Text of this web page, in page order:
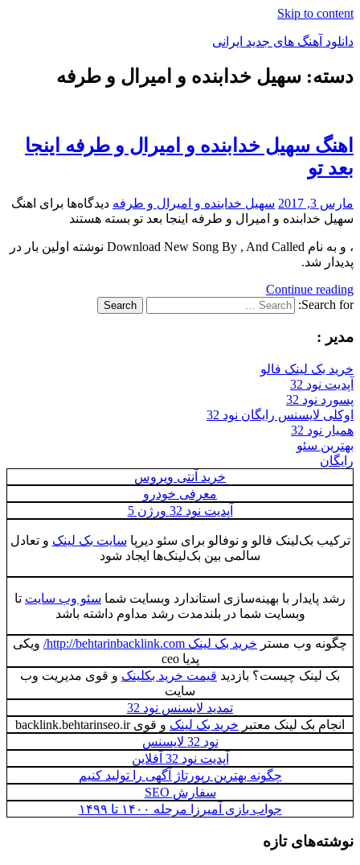
Skip to content
دانلود آهنگ های جدید ایرانی
دانلود
دسته: سهیل خدابنده و امیرال و طرفه
اهنگ سهیل خدابنده و امیرال و طرفه اینجا
بعد تو
مارس 3, 2017 سهیل خدابنده و امیرال و طرفه دیدگاه‌ها برای اهنگ
سهیل خدابنده و امیرال و طرفه اینجا بعد تو بسته هستند
، و به نام Download New Song By , And Called نوشته اولین بار در
پدیدار شد.
Continue reading
Search for:
Search
مدیر :
خرید بک لینک فالو
آپدیت نود 32
پسورد نود 32
اوکلی لایسنس رایگان نود 32
همیار نود 32
بهترین سئو
رایگان
خرید آنتی ویروس
معرفی خودرو
آپدیت نود 32 ورژن 5
ترکیب بک‌لینک فالو و نوفالو برای سئو دیرپا سایت بک لینک و تعادل
سالمی بین بک‌لینک‌ها ایجاد شود
رشد پایدار با بهینه‌سازی استاندارد وبسایت شما سئو وب سایت تا
وبسایت شما در بلندمدت رشد مداوم داشته باشد
چگونه وب مستر خرید بک لینک http://behtarinbacklink.com/
ویکی
پدیا ceo
بک لینک چیست؟ بازدید قیمت خرید بکلینک و قوی مدیریت وب
سایت
تمدید لایسنس نود 32
انجام بک لینک معتبر خرید بک لینک و قوی backlink.behtarinseo.ir
نود 32 لایسنس
آپدیت نود 32 آفلاین
چگونه بهترین رپورتاژ آگهی را تولید کنیم
سفارش SEO
جواب بازی آمیرزا مرحله ۱۴۰۰ تا ۱۴۹۹
نوشته‌های تازه